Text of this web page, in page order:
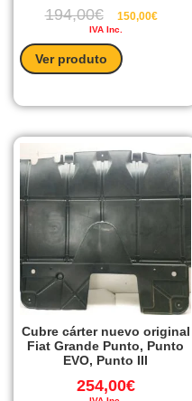
194,00€ 150,00€
IVA Inc.
Ver produto
Cubre cárter nuevo original
Fiat Grande Punto, Punto
EVO, Punto III
254,00€